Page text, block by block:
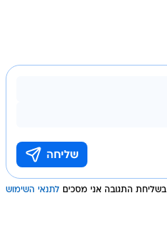
בשליחת התגובה אני מסכים לתנאי השימוש